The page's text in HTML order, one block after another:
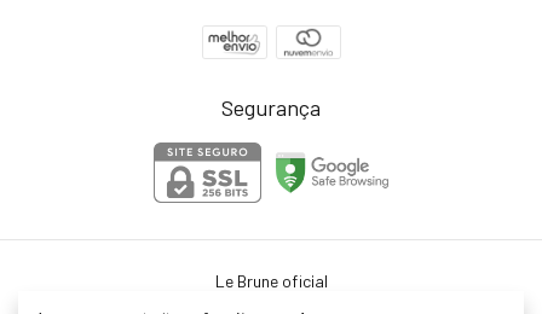
Segurança
Le Brune oficial